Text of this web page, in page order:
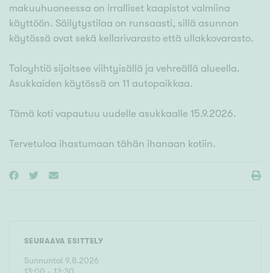
makuuhuoneessa on irralliset kaapistot valmiina
käyttöön. Säilytystilaa on runsaasti, sillä asunnon
käytössä ovat sekä kellarivarasto että ullakkovarasto.
Taloyhtiö sijaitsee viihtyisällä ja vehreällä alueella.
Asukkaiden käytössä on 11 autopaikkaa.
Tämä koti vapautuu uudelle asukkaalle 15.9.2026.
Tervetuloa ihastumaan tähän ihanaan kotiin.
SEURAAVA ESITTELY
Sunnuntai 9.8.2026